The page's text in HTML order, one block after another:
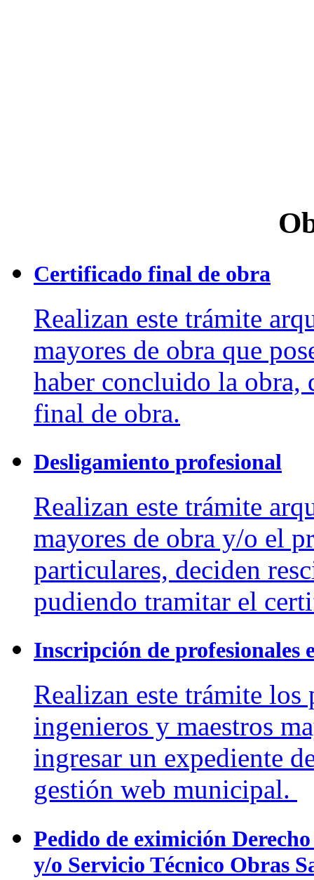
Certificado final de obra
Realizan este trámite
mayores de obra que
haber concluido la
final de obra.
Desligamiento profesional
Realizan este trámite
mayores de obra y/o el
particulares, deciden
pudiendo tramitar el
Inscripción de profesionales
Realizan este trámite
ingenieros y maestros
ingresar un expediente
gestión web municipal.
Pedido de eximición
y/o Servicio Técnico Obras